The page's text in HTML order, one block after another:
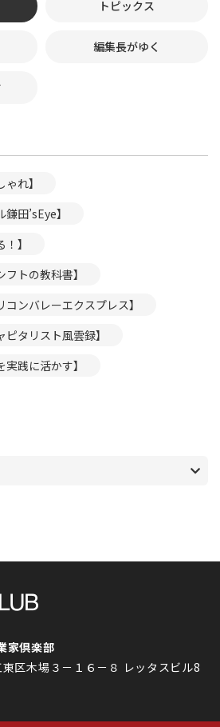
トピックス
編集長がゆく
れ】
田’sEye】
】
トの教科書】
ンバレーエクスプレス】
タリスト風雲録】
践に活かす】
家倶楽部
区木場３－１６－８ レッタスビル8